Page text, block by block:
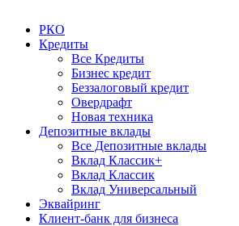
РКО
Кредиты
Все Кредиты
Бизнес кредит
Беззалоговый кредит
Овердрафт
Новая техника
Депозитные вклады
Все Депозитные вклады
Вклад Классик+
Вклад Классик
Вклад Универсальный
Эквайринг
Клиент-банк для бизнеса